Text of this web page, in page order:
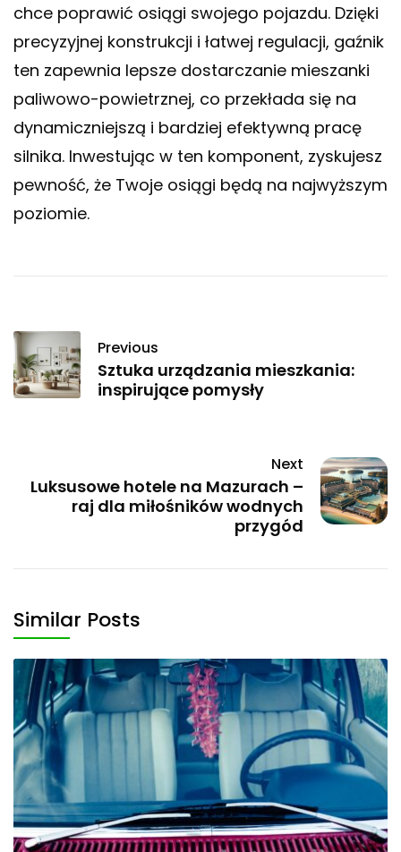
chce poprawić osiągi swojego pojazdu. Dzięki
precyzyjnej konstrukcji i łatwej regulacji, gaźnik
ten zapewnia lepsze dostarczanie mieszanki
paliwowo-powietrznej, co przekłada się na
dynamiczniejszą i bardziej efektywną pracę
silnika. Inwestując w ten komponent, zyskujesz
pewność, że Twoje osiągi będą na najwyższym
poziomie.
Previous
Sztuka urządzania mieszkania:
inspirujące pomysły
Next
Luksusowe hotele na Mazurach –
raj dla miłośników wodnych
przygód
Similar Posts